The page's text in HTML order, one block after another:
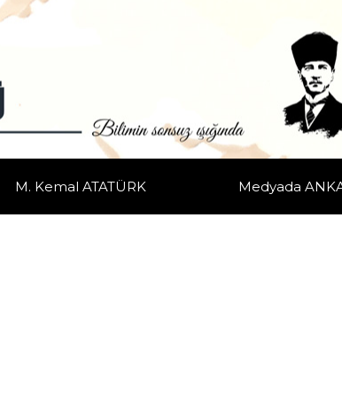
M. Kemal ATATÜRK Medyada